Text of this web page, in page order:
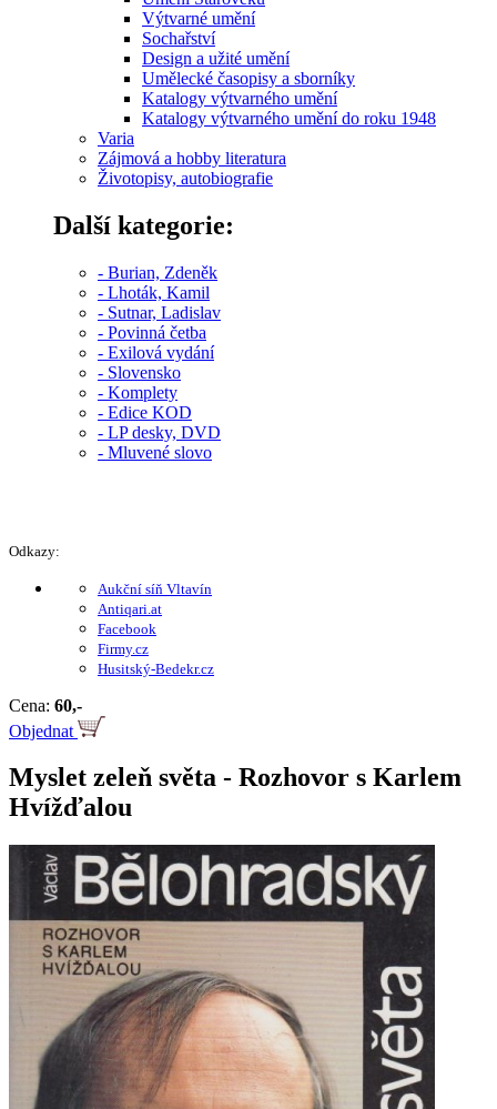
Výtvarné umění
Sochařství
Design a užité umění
Umělecké časopisy a sborníky
Katalogy výtvarného umění
Katalogy výtvarného umění do roku 1948
Varia
Zájmová a hobby literatura
Životopisy, autobiografie
Další kategorie:
- Burian, Zdeněk
- Lhoták, Kamil
- Sutnar, Ladislav
- Povinná četba
- Exilová vydání
- Slovensko
- Komplety
- Edice KOD
- LP desky, DVD
- Mluvené slovo
Odkazy:
Aukční síň Vltavín
Antiqari.at
Facebook
Firmy.cz
Husitský-Bedekr.cz
Cena: 60,-
Objednat
Myslet zeleň světa - Rozhovor s Karlem
Hvížďalou